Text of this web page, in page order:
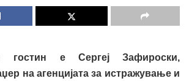
гостин е Сергеј Зафироски,
на агенцијата за истражување и